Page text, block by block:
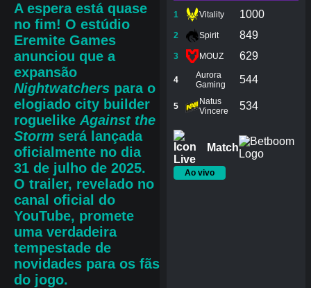
A espera está quase
no fim! O estúdio
Eremite Games
anunciou que a
expansão
Nightwatchers para o
elogiado city builder
roguelike Against the
Storm será lançada
oficialmente no dia
31 de julho de 2025.
O trailer, revelado no
canal oficial do
YouTube, promete
uma verdadeira
tempestade de
novidades para os fãs
do jogo.
1 Vitality 1000
2 Spirit 849
3 MOUZ 629
4
Aurora
Gaming
544
5
Natus
Vincere
534
Match
Ao vivo